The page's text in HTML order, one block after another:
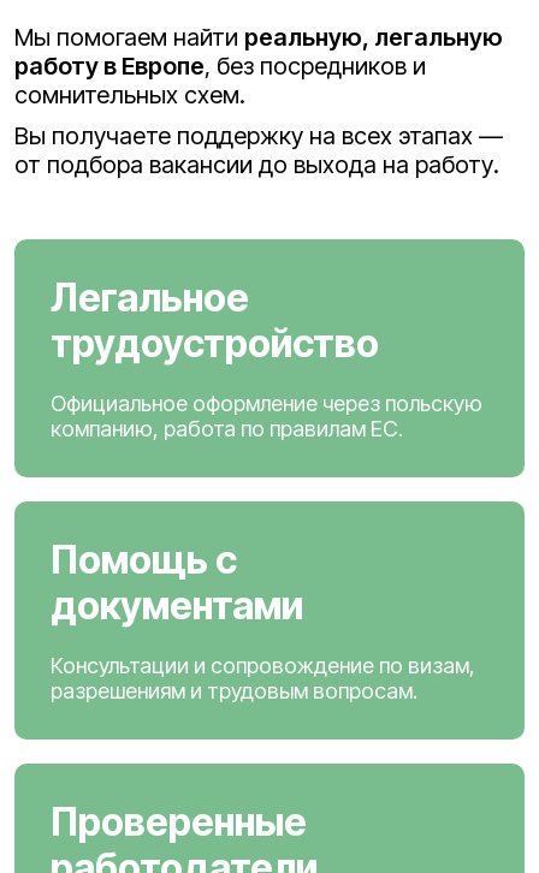
Мы помогаем найти реальную, легальную
работу в Европе, без посредников и
сомнительных схем.
Вы получаете поддержку на всех этапах —
от подбора вакансии до выхода на работу.
Легальное
трудоустройство
Официальное оформление через польскую
компанию, работа по правилам ЕС.
Помощь с
документами
Консультации и сопровождение по визам,
разрешениям и трудовым вопросам.
Проверенные